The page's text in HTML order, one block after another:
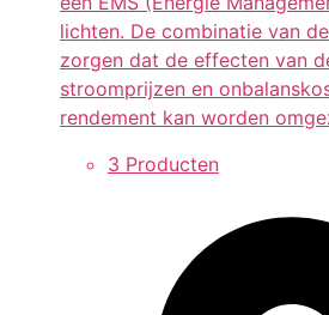
lichten. De combinatie van
zorgen dat de effecten van
stroomprijzen en
rendement kan worden
3 Producten